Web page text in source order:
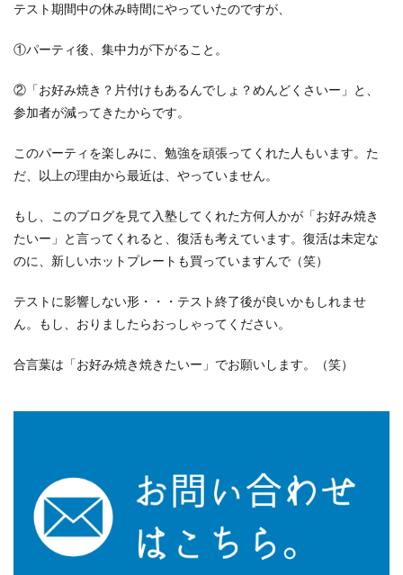
テスト期間中の休み時間にやっていたのですが、
①パーティ後、集中力が下がること。
②「お好み焼き？片付けもあるんでしょ？めんどくさいー」と、
参加者が減ってきたからです。
このパーティを楽しみに、勉強を頑張ってくれた人もいます。た
だ、以上の理由から最近は、やっていません。
もし、このブログを見て入塾してくれた方何人かが「お好み焼き
たいー」と言ってくれると、復活も考えています。復活は未定な
のに、新しいホットプレートも買っていますんで（笑）
テストに影響しない形・・・テスト終了後が良いかもしれませ
ん。もし、おりましたらおっしゃってください。
合言葉は「お好み焼き焼きたいー」でお願いします。（笑）